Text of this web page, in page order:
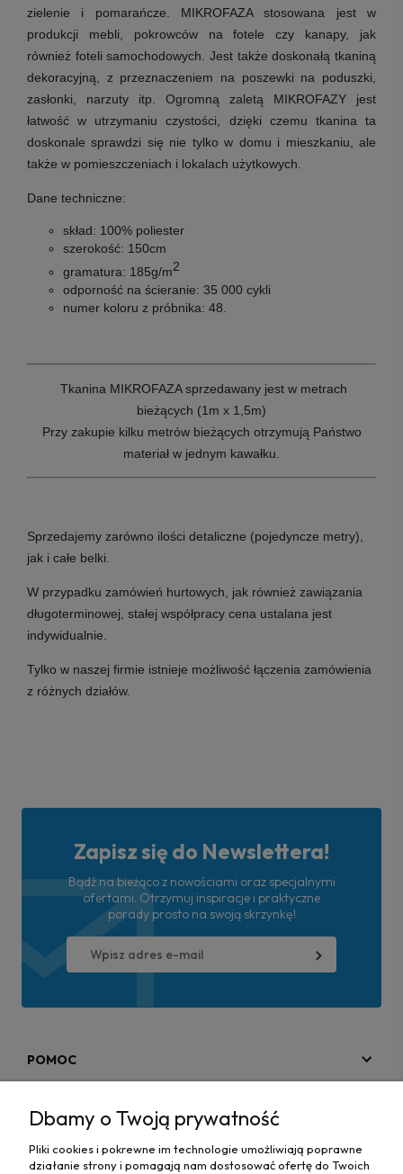
zielenie i pomarańcze. MIKROFAZA stosowana jest w
produkcji mebli, pokrowców na fotele czy kanapy, jak
również foteli samochodowych. Jest także doskonałą tkaniną
dekoracyjną, z przeznaczeniem na poszewki na poduszki,
zasłonki, narzuty itp. Ogromną zaletą MIKROFAZY jest
łatwość w utrzymaniu czystości, dzięki czemu tkanina ta
doskonale sprawdzi się nie tylko w domu i mieszkaniu, ale
także w pomieszczeniach i lokalach użytkowych.
Dane techniczne:
skład: 100% poliester
szerokość: 150cm
gramatura: 185g/m2
odporność na ścieranie: 35 000 cykli
numer koloru z próbnika: 48.
Tkanina MIKROFAZA sprzedawany jest w metrach
bieżących (1m x 1,5m)
Przy zakupie kilku metrów bieżących otrzymują Państwo
materiał w jednym kawałku.
Sprzedajemy zarówno ilości detaliczne (pojedyncze metry),
jak i całe belki.
W przypadku zamówień hurtowych, jak również zawiązania
długoterminowej, stałej współpracy cena ustalana jest
indywidualnie.
Tylko w naszej firmie istnieje możliwość łączenia zamówienia
z różnych działów.
Zapisz się do Newslettera!
Bądź na bieżąco z nowościami oraz specjalnymi
ofertami. Otrzymuj inspiracje i praktyczne
porady prosto na swoją skrzynkę!
POMOC
Dbamy o Twoją prywatność
Pliki cookies i pokrewne im technologie umożliwiają poprawne
działanie strony i pomagają nam dostosować ofertę do Twoich